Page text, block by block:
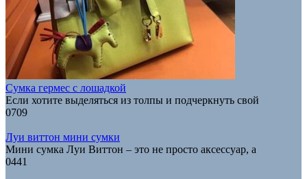
Сумка гермес с лошадкой
Если хотите выделяться из толпы и подчеркнуть свой
0709
Луи виттон мини сумки
Мини сумка Луи Виттон – это не просто аксессуар, а
0441